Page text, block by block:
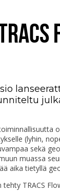
(lyhin,
sekä
muassa
aika tietyllä
TRACS